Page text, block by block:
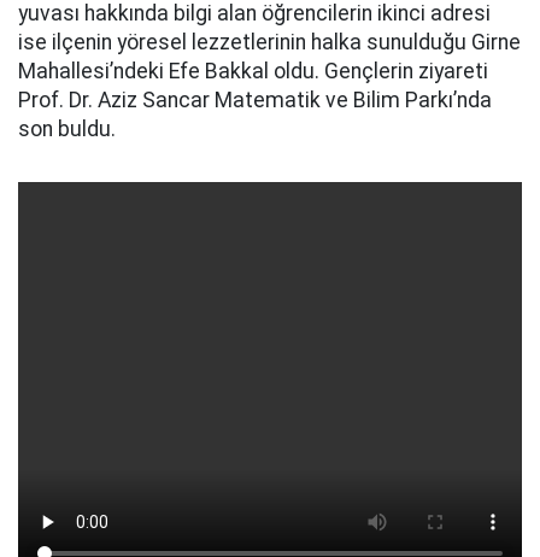
yuvası hakkında bilgi alan öğrencilerin ikinci adresi
ise ilçenin yöresel lezzetlerinin halka sunulduğu Girne
Mahallesi’ndeki Efe Bakkal oldu. Gençlerin ziyareti
Prof. Dr. Aziz Sancar Matematik ve Bilim Parkı’nda
son buldu.